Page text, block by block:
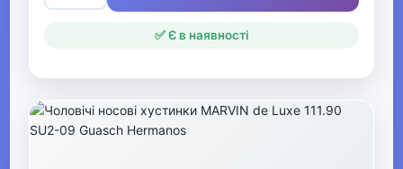
Сонцезахисні окуляри
✅ Є в наявності